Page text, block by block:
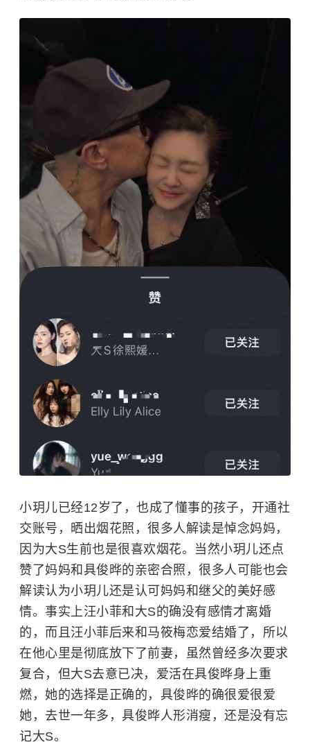
小玥儿已经12岁了，也成了懂事的孩子，开通社
交账号，晒出烟花照，很多人解读是悼念妈妈，
因为大S生前也是很喜欢烟花。当然小玥儿还点
赞了妈妈和具俊晔的亲密合照，很多人可能也会
解读认为小玥儿还是认可妈妈和继父的美好感
情。事实上汪小菲和大S的确没有感情才离婚
的，而且汪小菲后来和马筱梅恋爱结婚了，所以
在他心里是彻底放下了前妻，虽然曾经多次要求
复合，但大S去意已决，爱活在具俊晔身上重
燃，她的选择是正确的，具俊晔的确很爱很爱
她，去世一年多，具俊晔人形消瘦，还是没有忘
记大S。